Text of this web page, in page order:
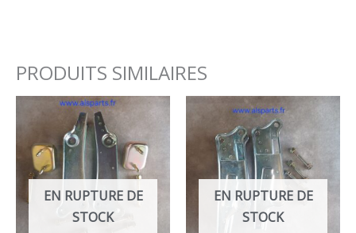
PRODUITS SIMILAIRES
EN RUPTURE DE
STOCK
EN RUPTURE DE
STOCK